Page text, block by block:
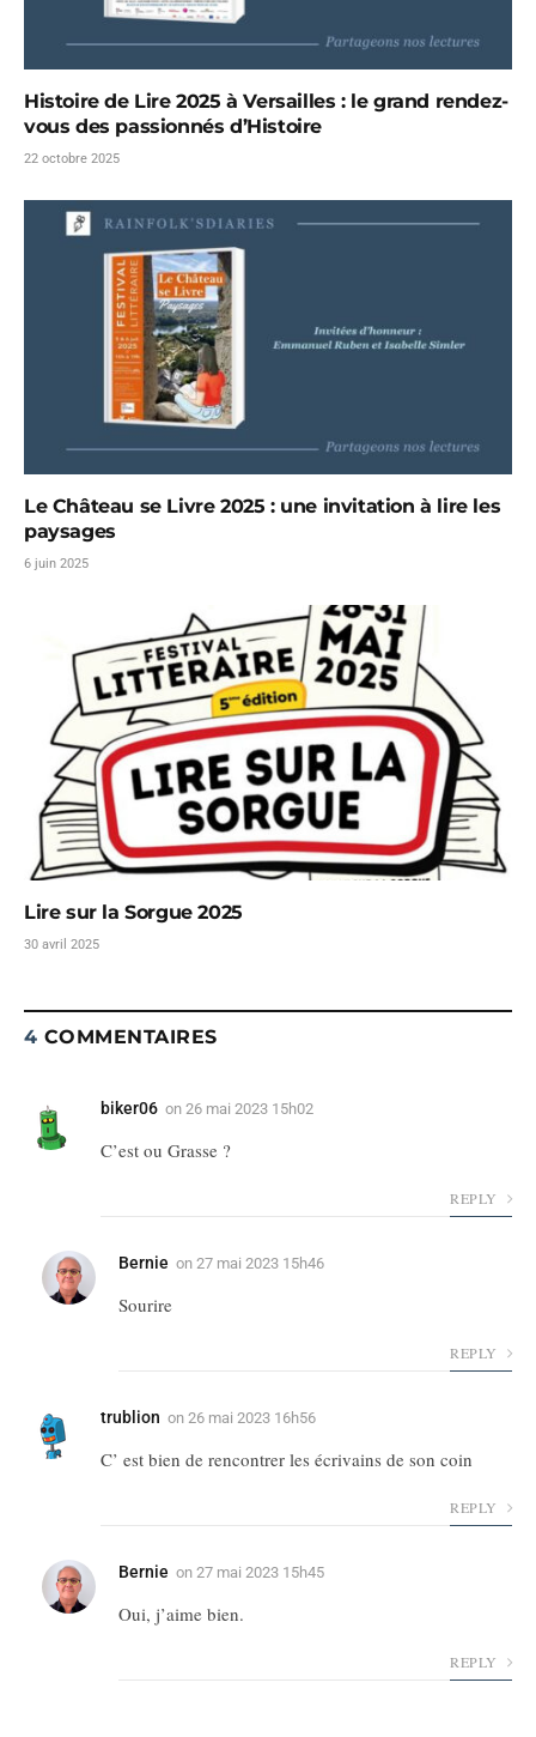
Histoire de Lire 2025 à Versailles : le grand rendez-
vous des passionnés d’Histoire
22 octobre 2025
Le Château se Livre 2025 : une invitation à lire les
paysages
6 juin 2025
Lire sur la Sorgue 2025
30 avril 2025
4 COMMENTAIRES
biker06 on 26 mai 2023 15h02
C’est ou Grasse ?
REPLY
Bernie on 27 mai 2023 15h46
Sourire
REPLY
trublion on 26 mai 2023 16h56
C’ est bien de rencontrer les écrivains de son coin
REPLY
Bernie on 27 mai 2023 15h45
Oui, j’aime bien.
REPLY